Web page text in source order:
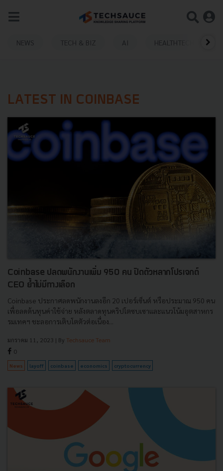
NEWS TECH & BIZ AI HEALTHTECH
LATEST IN COINBASE
Coinbase ปลดพนักงานเพิ่ม 950 คน ปิดตัวหลากโปรเจกต์
CEO ย้ำไม่มีทางเลือก
Coinbase ประกาศลดพนักงานลงอีก 20 เปอร์เซ็นต์ หรือประมาณ 950 คน
เพื่อลดต้นทุนค่าใช้จ่าย หลังตลาดทุนคริปโตซบเซาและแนวโน้มอุตสาหกร
รมเทคฯ ชะลอการเติบโตตัวต่อเนื่อง...
มกราคม 11, 2023 | By Techsauce Team
0
News layoff coinbase economics cryptocurrency